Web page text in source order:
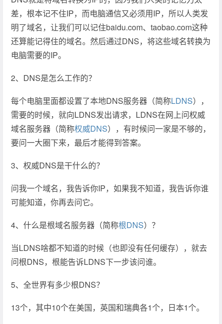
差，根本记不住IP，而电脑通信又必须用IP，所以人类发
明了域名，让我们可以记住baidu.com、taobao.com这种
还算能记得住的域名。然后通过DNS，将这些域名转换为
电脑需要的IP。
2、DNS是怎么工作的？
每个电脑里面都设置了本地DNS服务器（简称LDNS），
需要的时候，就向LDNS发出请求，LDNS在网上问权威
域名服务器（简称权威DNS），有时候问一家是不够的，
要问一大圈下来，最后才能得到答案。
3、权威DNS是干什么的？
问我一个域名，我告诉你IP，如果我不知道，我告诉你谁
可能知道，你再去问它。
4、什么是根域名服务器（简称根DNS）？
当LDNS啥都不知道的时候（也即没有任何缓存），就去
问根DNS，根能告诉LDNS下一步该问谁。
5、全世界有多少根DNS？
13个，其中10个在美国，英国和瑞典各1个，日本1个。